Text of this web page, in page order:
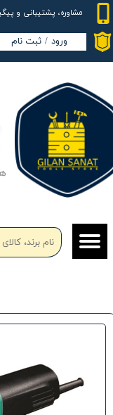
مشاوره، پشتیبانی و
ورود / ثبت نام
حساب کاربری من
تغییر گذر واژه
سفارشات
خروج از حساب